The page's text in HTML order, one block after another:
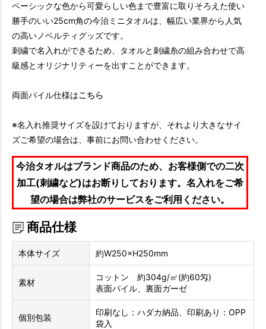
ベーシックな色から可愛らしい色まで豊富に取りそろえた使い
勝手のいい25cm角の今治ミニタオルは、幅広い業界から人気
の高いノベルティグッズです。
刺繍で名入れができるため、タオルと刺繍糸の組み合わせで高
級感とオリジナリティーを出すことができます。
両面パイル仕様はこちら
※名入れ推奨サイズを設けておりますが、それより大きなサイ
ズご希望の場合は、事前にお問い合わせください。
今治タオルはブランド商品のため、お客様側での二次
加工(刺繍など)はお断りしております。名入れをご希
望の場合は弊社のサービスをご利用ください。
商品仕様
本体サイズ 約W250×H250mm
素材
コットン 約304g/㎡(約60匁)
表面パイル、裏面ガーゼ
個別包装
印刷なし：ハダカ納品、印刷あり：OPP
袋入